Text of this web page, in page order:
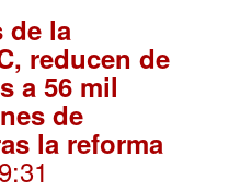
de la
reducen de
a 56 mil
de
la reforma